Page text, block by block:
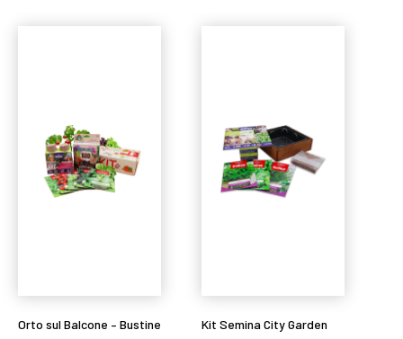
Orto sul Balcone – Bustine
Kit Semina City Garden